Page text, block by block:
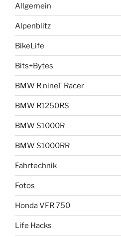
Allgemein
Alpenblitz
BikeLife
Bits+Bytes
BMW R nineT Racer
BMW R1250RS
BMW S1000R
BMW S1000RR
Fahrtechnik
Fotos
Honda VFR 750
Life Hacks